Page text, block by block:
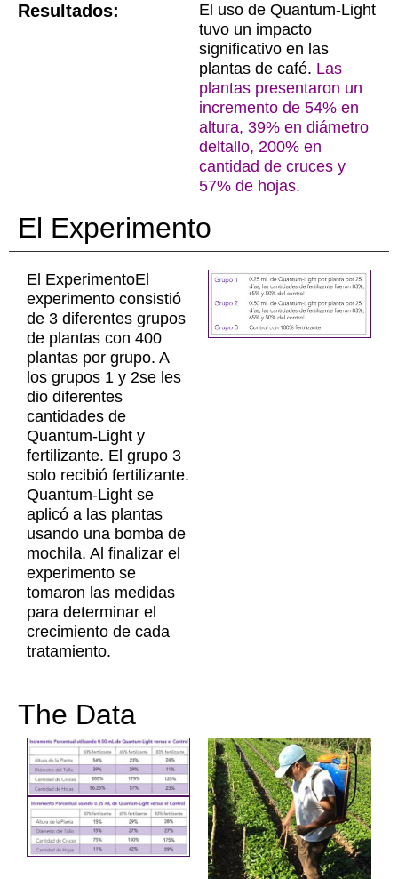
Resultados:
El uso de Quantum-Light
tuvo un impacto
significativo en las
plantas de café. Las
plantas presentaron un
incremento de 54% en
altura, 39% en diámetro
deltallo, 200% en
cantidad de cruces y
57% de hojas.
El Experimento
El ExperimentoEl
experimento consistió
de 3 diferentes grupos
de plantas con 400
plantas por grupo. A
los grupos 1 y 2se les
dio diferentes
cantidades de
Quantum-Light y
fertilizante. El grupo 3
solo recibió fertilizante.
Quantum-Light se
aplicó a las plantas
usando una bomba de
mochila. Al finalizar el
experimento se
tomaron las medidas
para determinar el
crecimiento de cada
tratamiento.
The Data